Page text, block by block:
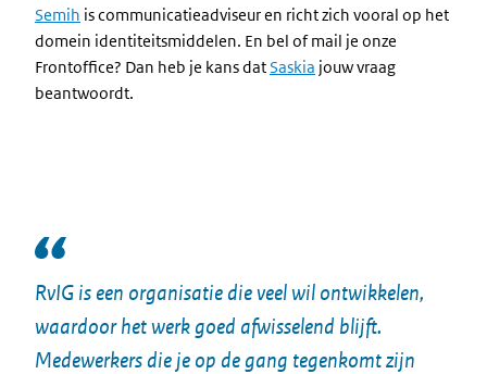
Semih is communicatieadviseur en richt zich vooral op het
domein identiteitsmiddelen. En bel of mail je onze
Frontoffice? Dan heb je kans datSaskia jouw vraag
beantwoordt.
RvIG is een organisatie die veel wil ontwikkelen,
waardoor het werk goed afwisselend blijft.
Medewerkers die je op de gang tegenkomt zijn